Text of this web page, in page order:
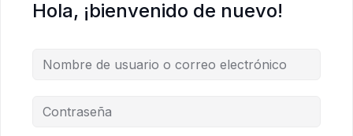
Hola, ¡bienvenido de nuevo!